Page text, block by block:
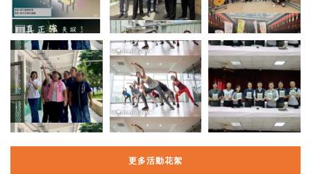
更多活動花絮